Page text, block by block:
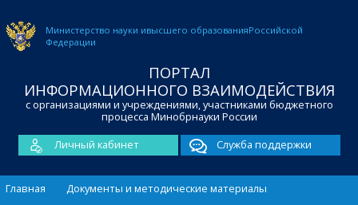
Министерство науки ивысшего образованияРоссийской
Федерации
ПОРТАЛ
ИНФОРМАЦИОННОГО ВЗАИМОДЕЙСТВИЯ
с организациями и учреждениями, участниками бюджетного
процесса Минобрнауки России
Личный кабинет
Служба поддержки
Главная
Документы и методические материалы